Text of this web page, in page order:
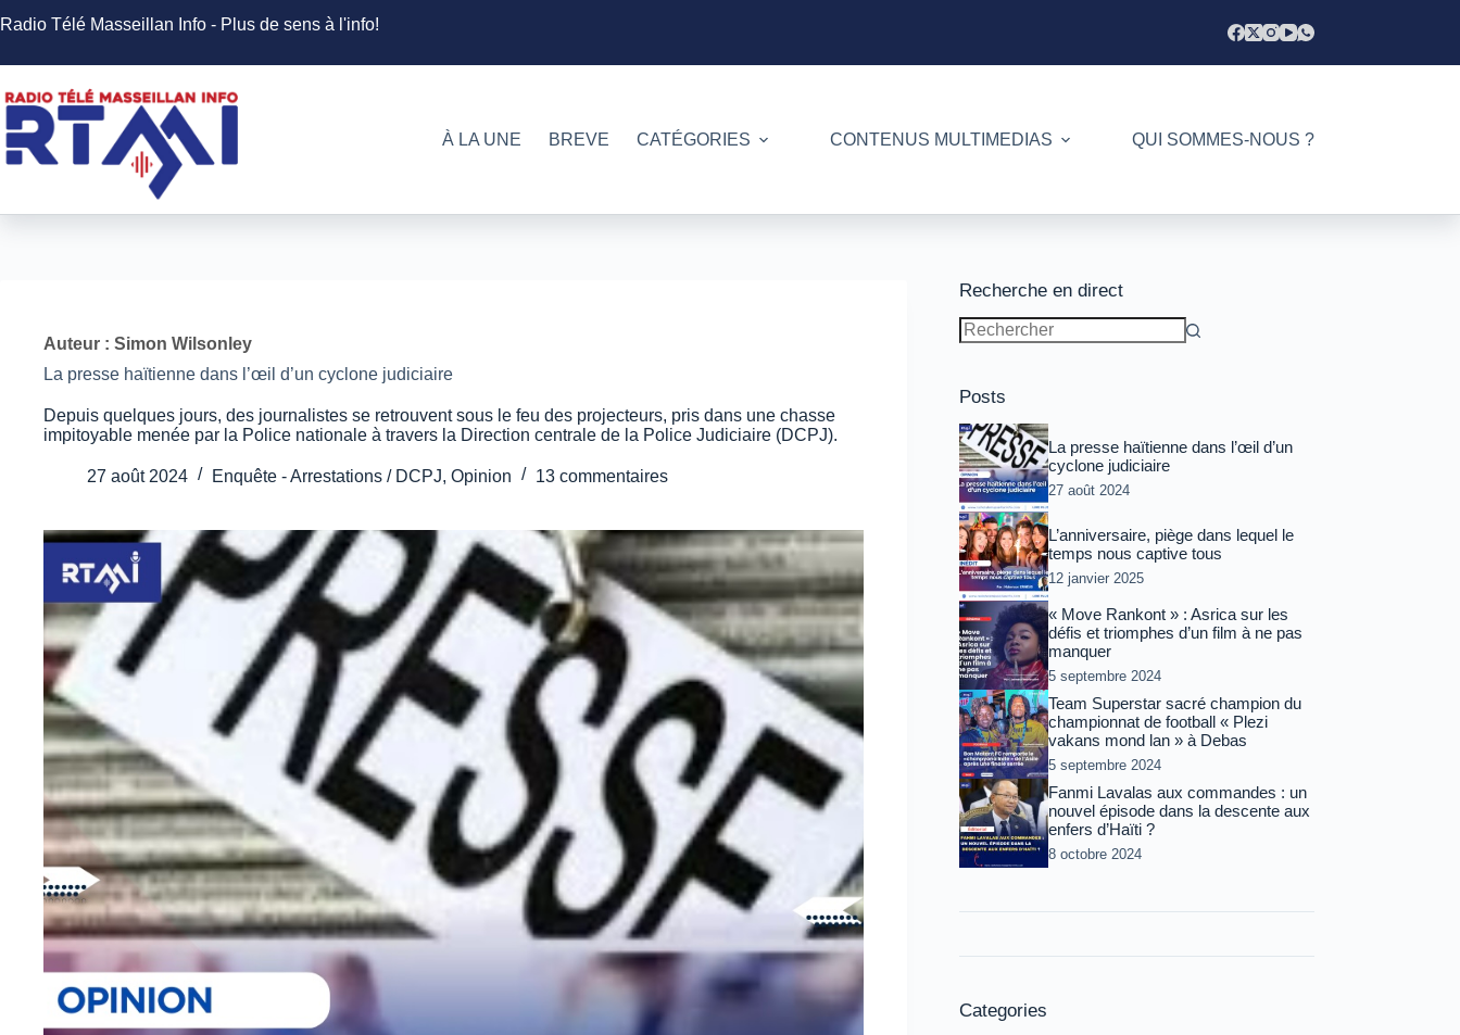
au
Radio Télé Masseillan Info - Plus de sens à l'info!
À LA UNE BREVE CATÉGORIES CONTENUS MULTIMEDIAS QUI SOMMES-NOUS ?
Auteur : Simon Wilsonley
La presse haïtienne dans l’œil d’un cyclone judiciaire
Depuis quelques jours, des journalistes se retrouvent sous le feu des projecteurs, pris dans une chasse
impitoyable menée par la Police nationale à travers la Direction centrale de la Police Judiciaire (DCPJ).
27 août 2024 Enquête - Arrestations / DCPJ, Opinion 13 commentaires
Recherche en direct
Posts
La presse haïtienne dans l’œil d’un
cyclone judiciaire
27 août 2024
L’anniversaire, piège dans lequel le
temps nous captive tous
12 janvier 2025
« Move Rankont » : Asrica sur les
défis et triomphes d’un film à ne pas
manquer
5 septembre 2024
Team Superstar sacré champion du
championnat de football « Plezi
vakans mond lan » à Debas
5 septembre 2024
Fanmi Lavalas aux commandes : un
nouvel épisode dans la descente aux
enfers d’Haïti ?
8 octobre 2024
Categories